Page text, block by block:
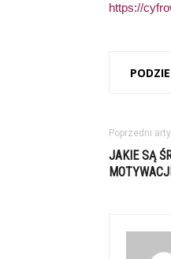
https://
Poprzedni
JAKIE SĄ